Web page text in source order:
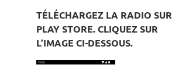
TÉLÉCHARGEZ LA RADIO SUR
PLAY STORE. CLIQUEZ SUR
L’IMAGE CI-DESSOUS.